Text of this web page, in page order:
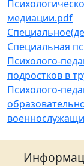
медиации.pdf
Специальная
Психолого-
подростков в
Психолого-